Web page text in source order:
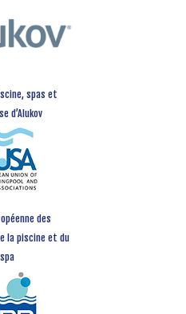
spas et
d’Alukov
des
la piscine et du
spa